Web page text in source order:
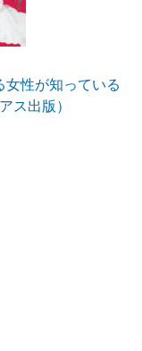
女性が知っている
ス出版）